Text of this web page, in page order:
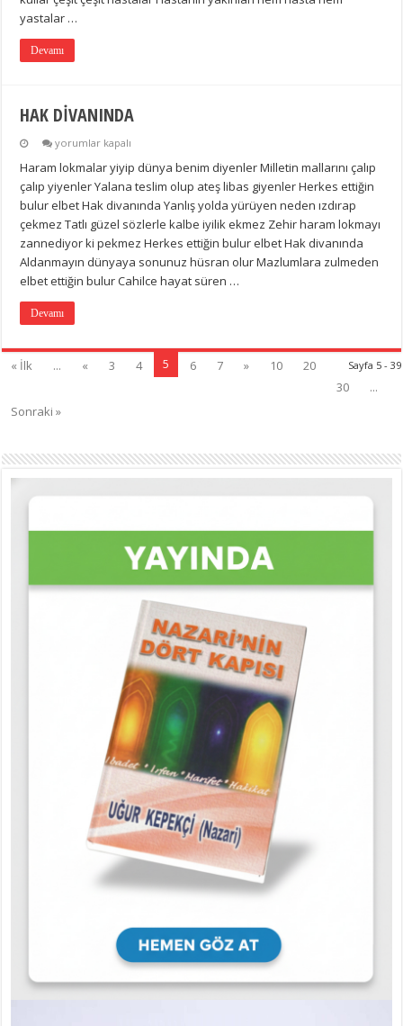
yastalar …
Devamı
HAK DİVANINDA
HAK
için
yorumlar kapalı
Haram lokmalar yiyip dünya benim diyenler Milletin mallarını çalıp
çalıp yiyenler Yalana teslim olup ateş libas giyenler Herkes ettiğin
bulur elbet Hak divanında Yanlış yolda yürüyen neden ızdırap
çekmez Tatlı güzel sözlerle kalbe iyilik ekmez Zehir haram lokmayı
zannediyor ki pekmez Herkes ettiğin bulur elbet Hak divanında
Aldanmayın dünyaya sonunuz hüsran olur Mazlumlara zulmeden
elbet ettiğin bulur Cahilce hayat süren …
Devamı
Sayfa 5 - 39
« İlk ... « 3 4 5 6 7 » 10
20
30
...
Sonraki »